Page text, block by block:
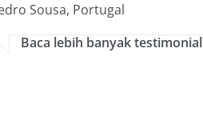
Sousa, Portugal
Baca lebih banyak testimonial